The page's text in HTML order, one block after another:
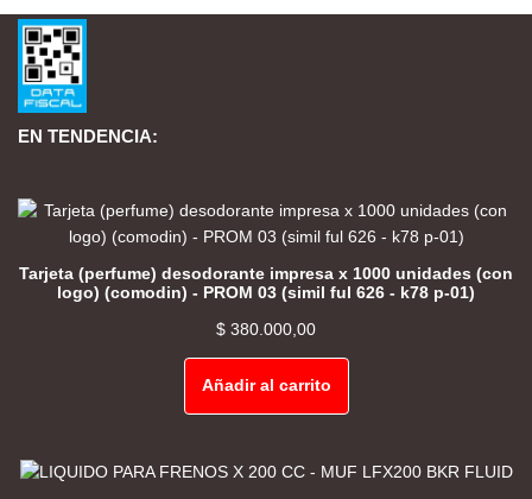
EN TENDENCIA:
Tarjeta (perfume) desodorante impresa x 1000 unidades (con
logo) (comodin) - PROM 03 (simil ful 626 - k78 p-01)
$ 380.000,00
Añadir al carrito